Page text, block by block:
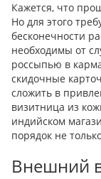
Кажется, что
Но для этого
бесконечности
необходимы от
россыпью в
скидочные
сложить в
визитница из
индийском
порядок не
Внешний